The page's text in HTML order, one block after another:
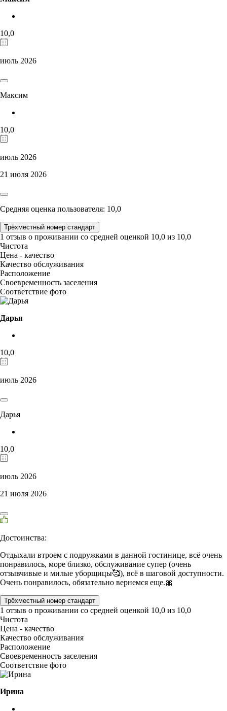
10,0
июль 2026
Максим
10,0
июль 2026
21 июля 2026
Средняя оценка пользователя: 10,0
Трёхместный номер стандарт
1 отзыв о проживании со средней оценкой 10,0 из 10,0
Чистота
Цена - качество
Качество обслуживания
Расположение
Своевременность заселения
Соответствие фото
Дарья
10,0
июль 2026
Дарья
10,0
июль 2026
21 июля 2026
Достоинства:
Отдыхали втроем с подружками в данной гостинице, всё очень
понравилось, море близко, обслуживание супер (очень
отзывчивые и милые уборщицы🥰), всё в шаговой доступности.
Очень понравилось, обязательно вернемся еще.🎀
Трёхместный номер стандарт
1 отзыв о проживании со средней оценкой 10,0 из 10,0
Чистота
Цена - качество
Качество обслуживания
Расположение
Своевременность заселения
Соответствие фото
Ирина